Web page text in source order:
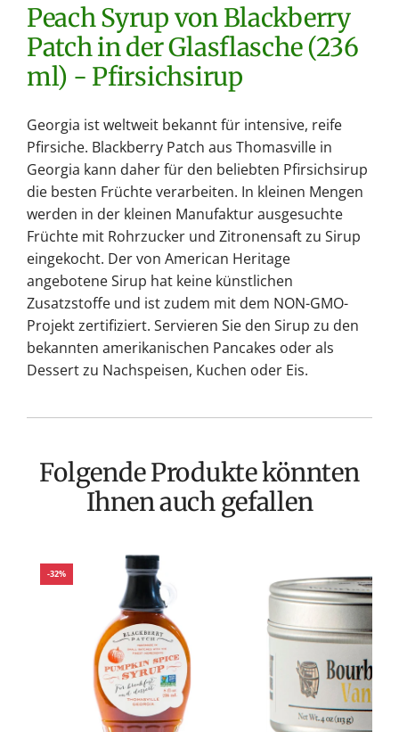
Peach Syrup von Blackberry
Patch in der Glasflasche (236
ml) - Pfirsichsirup
Georgia ist weltweit bekannt für intensive, reife
Pfirsiche. Blackberry Patch aus Thomasville in
Georgia kann daher für den beliebten Pfirsichsirup
die besten Früchte verarbeiten. In kleinen Mengen
werden in der kleinen Manufaktur ausgesuchte
Früchte mit Rohrzucker und Zitronensaft zu Sirup
eingekocht. Der von American Heritage
angebotene Sirup hat keine künstlichen
Zusatzstoffe und ist zudem mit dem NON-GMO-
Projekt zertifiziert. Servieren Sie den Sirup zu den
bekannten amerikanischen Pancakes oder als
Dessert zu Nachspeisen, Kuchen oder Eis.
Folgende Produkte könnten
Ihnen auch gefallen
-32%